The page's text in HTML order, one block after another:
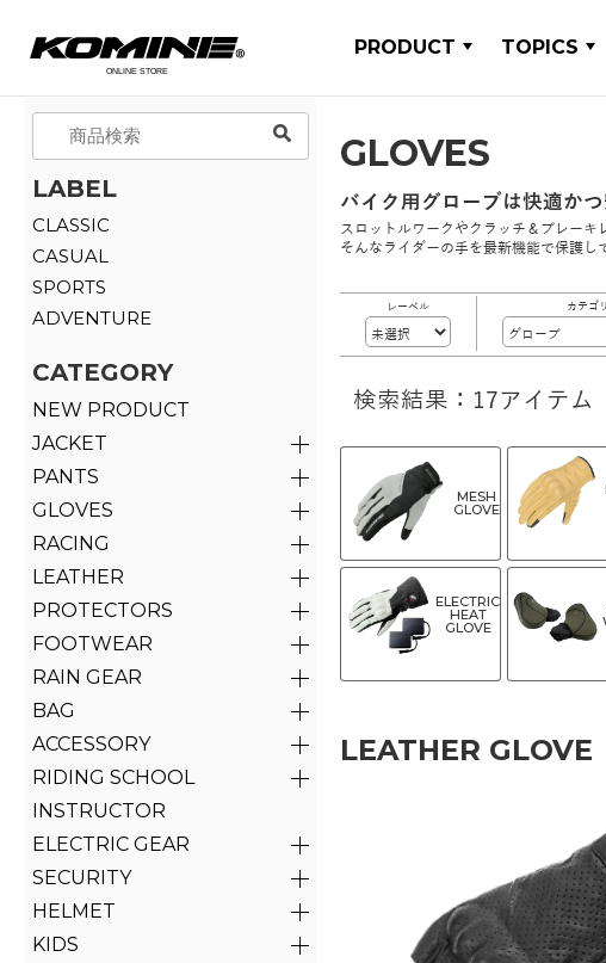
PRODUCT TOPICS
LABEL
CLASSIC
CASUAL
SPORTS
ADVENTURE
CATEGORY
NEW PRODUCT
JACKET
PANTS
GLOVES
RACING
LEATHER
PROTECTORS
FOOTWEAR
RAIN GEAR
BAG
ACCESSORY
RIDING SCHOOL
INSTRUCTOR
ELECTRIC GEAR
SECURITY
HELMET
KIDS
GLOVES
バイク用グローブは快適か
スロットルワークやクラッチ＆ブレーキ
そんなライダーの手を最新機能で保護し
レーベル カテゴ
検索結果：17アイテム
MESH
GLOVE
ELECTRIC
HEAT
GLOVE
LEATHER GLOVE